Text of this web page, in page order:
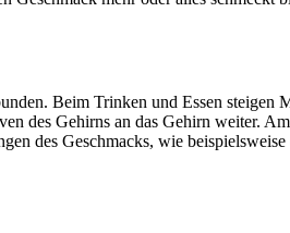
Beim Trinken und Essen steigen
des Gehirns an das Gehirn weiter.
des Geschmacks, wie